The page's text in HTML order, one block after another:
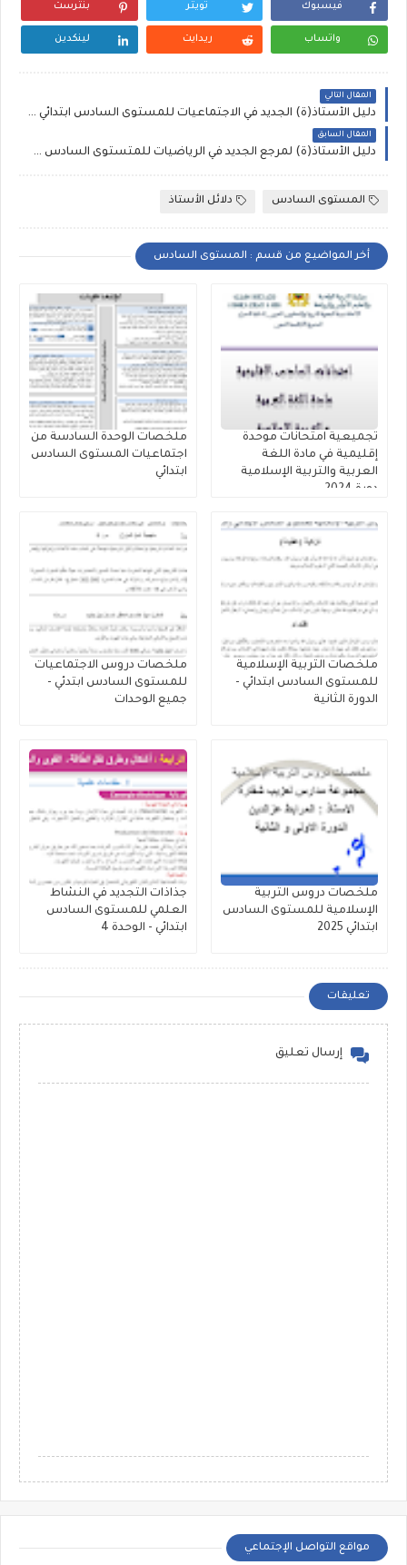
فيسبوك تويتر بنترست
واتساب ريدايت لينكدين
المقال التالي
دليل الأستاذ(ة) الجديد في الاجتماعيات للمستوى السادس ابتدائي 2020
المقال السابق
دليل الأستاذ(ة) لمرجع الجديد في الرياضيات للمتستوى السادس 2020
المستوى السادس دلائل الأستاذ
أخر المواضيع من قسم : المستوى السادس
تجميعية امتحانات موحدة
إقليمية في مادة اللغة
العربية والتربية الإسلامية
دورة 2024
ملخصات الوحدة السادسة من
اجتماعيات المستوى السادس
ابتدائي
ملخصات التربية الإسلامية
للمستوى السادس ابتدائي -
الدورة الثانية
ملخصات دروس الاجتماعيات
للمستوى السادس ابتدئي -
جميع الوحدات
ملخصات دروس التربية
الإسلامية للمستوى السادس
ابتدائي 2025
جذاذات التجديد في النشاط
العلمي للمستوى السادس
ابتدائي - الوحدة 4
تعليقات
إرسال تعليق
مواقع التواصل الإجتماعي